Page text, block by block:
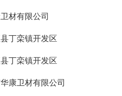
材有限公司
丁栾镇开发区
丁栾镇开发区
康卫材有限公司